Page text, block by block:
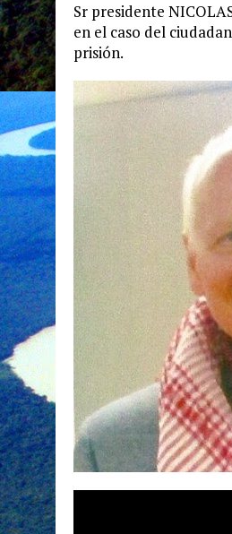
Sr presidente
en el caso del
prisión.